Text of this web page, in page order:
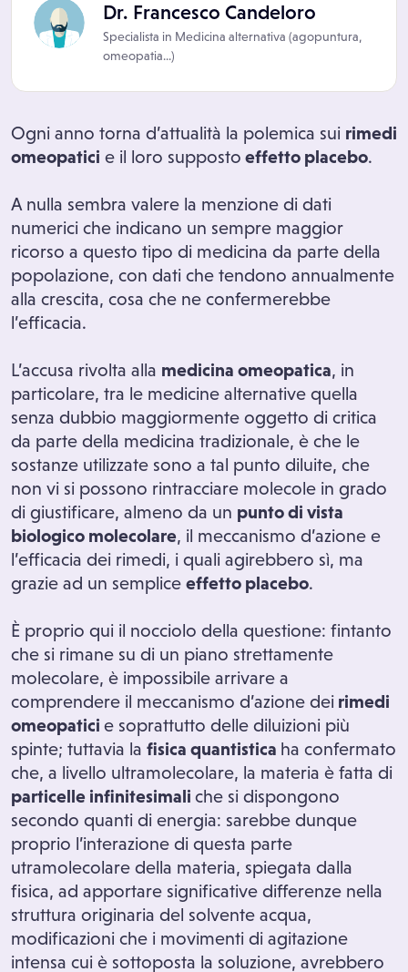
Dr. Francesco Candeloro
Specialista in Medicina alternativa (agopuntura,
omeopatia...)
Ogni anno torna d’attualità la polemica sui rimedi
omeopatici e il loro supposto effetto placebo.
A nulla sembra valere la menzione di dati
numerici che indicano un sempre maggior
ricorso a questo tipo di medicina da parte della
popolazione, con dati che tendono annualmente
alla crescita, cosa che ne confermerebbe
l’efficacia.
L’accusa rivolta alla medicina omeopatica, in
particolare, tra le medicine alternative quella
senza dubbio maggiormente oggetto di critica
da parte della medicina tradizionale, è che le
sostanze utilizzate sono a tal punto diluite, che
non vi si possono rintracciare molecole in grado
di giustificare, almeno da un punto di vista
biologico molecolare, il meccanismo d’azione e
l’efficacia dei rimedi, i quali agirebbero sì, ma
grazie ad un semplice effetto placebo.
È proprio qui il nocciolo della questione: fintanto
che si rimane su di un piano strettamente
molecolare, è impossibile arrivare a
comprendere il meccanismo d’azione dei rimedi
omeopatici e soprattutto delle diluizioni più
spinte; tuttavia la fisica quantistica ha confermato
che, a livello ultramolecolare, la materia è fatta di
particelle infinitesimali che si dispongono
secondo quanti di energia: sarebbe dunque
proprio l’interazione di questa parte
utramolecolare della materia, spiegata dalla
fisica, ad apportare significative differenze nella
struttura originaria del solvente acqua,
modificazioni che i movimenti di agitazione
intensa cui è sottoposta la soluzione, avrebbero